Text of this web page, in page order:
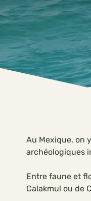
Au Mexique, on
archéologiques
Entre faune et
Calakmul ou de